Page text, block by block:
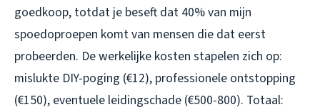
goedkoop, totdat je beseft dat 40% van mijn
spoedoproepen komt van mensen die dat eerst
probeerden. De werkelijke kosten stapelen zich op:
mislukte DIY-poging (€12), professionele ontstopping
(€150), eventuele leidingschade (€500-800). Totaal: